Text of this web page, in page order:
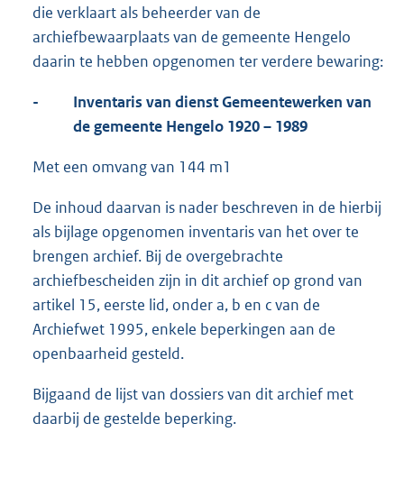
die verklaart als beheerder van de
archiefbewaarplaats van de gemeente Hengelo
daarin te hebben opgenomen ter verdere bewaring:
-
Inventaris van dienst Gemeentewerken van
de gemeente Hengelo 1920 – 1989
Met een omvang van 144 m1
De inhoud daarvan is nader beschreven in de hierbij
als bijlage opgenomen inventaris van het over te
brengen archief. Bij de overgebrachte
archiefbescheiden zijn in dit archief op grond van
artikel 15, eerste lid, onder a, b en c van de
Archiefwet 1995, enkele beperkingen aan de
openbaarheid gesteld.
Bijgaand de lijst van dossiers van dit archief met
daarbij de gestelde beperking.